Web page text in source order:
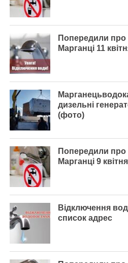
Попередили про
Марганці 11
дизельні
(фото)
Попередили про
Марганці 9
Відключення
список адрес